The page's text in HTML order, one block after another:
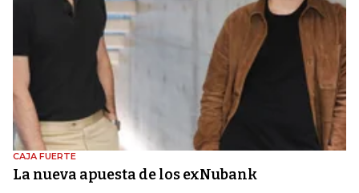
CAJA FUERTE
La nueva apuesta de los exNubank